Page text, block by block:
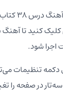
آهنگدرس ۳۸ کتاب اول هنرستان
کنید تا آهنگ
اجرا شود.
دکمه تنظیمات
سه‌تاردر صفحه را